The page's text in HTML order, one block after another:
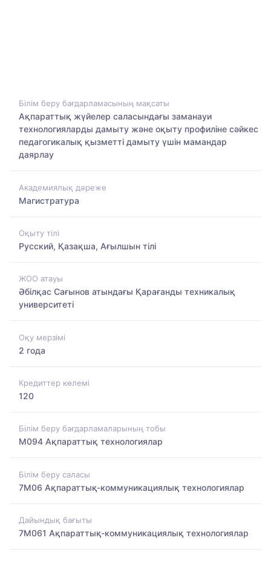
Білім беру бағдарламасының мақсаты
Ақпараттық жүйелер саласындағы заманауи
технологияларды дамыту және оқыту профиліне сәйкес
педагогикалық қызметті дамыту үшін мамандар
даярлау
Академиялық дәреже
Магистратура
Оқыту тілі
Русский, Қазақша, Ағылшын тілі
ЖОО атауы
Әбілқас Сағынов атындағы Қарағанды техникалық
университеті
Оқу мерзімі
2 года
Кредиттер көлемі
120
Білім беру бағдарламаларының тобы
M094 Ақпараттық технологиялар
Білім беру саласы
7M06 Ақпараттық-коммуникациялық технологиялар
Дайындық бағыты
7M061 Ақпараттық-коммуникациялық технологиялар